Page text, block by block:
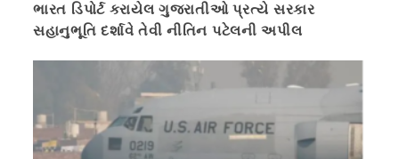
ભારત ડિપોર્ટ કરાયેલ ગુજરાતીઓ પ્રત્યે સરકાર
સહાનુભૂતિ દર્શાવે તેવી નીતિન પટેલની અપીલ